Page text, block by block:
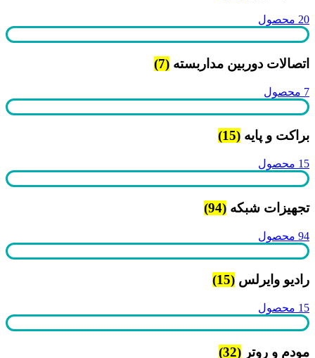
20 محصول
اتصالات دوربین مداربسته (7)
7 محصول
براکت و پایه (15)
15 محصول
تجهیزات شبکه (94)
94 محصول
رادیو وایرلس (15)
15 محصول
مودم و روتر (32)